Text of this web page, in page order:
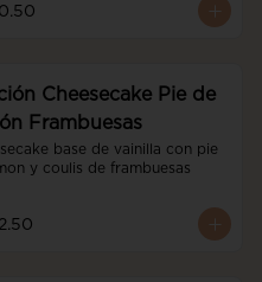
Cheesecake Pie de
Frambuesas
base de vainilla con pie
y coulis de frambuesas